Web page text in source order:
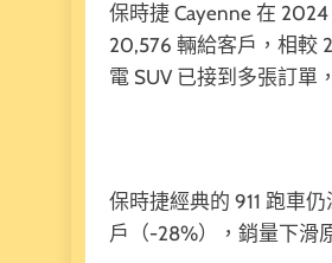
保時捷 Cayenne 在
20,576 輛給客戶，相較
電 SUV 已接到多張訂單
保時捷經典的 911 跑車
戶（-28%），銷量下滑